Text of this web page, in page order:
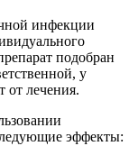
инфекции
подобран
у
от лечения.
эффекты: